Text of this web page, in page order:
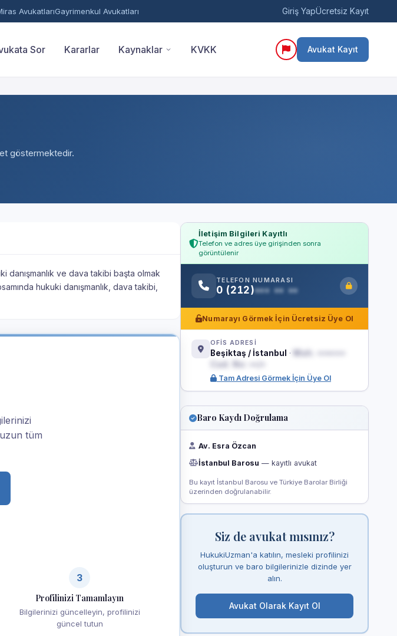
AvukatlarıGayrimenkul Avukatları Giriş YapÜcretsiz Kayıt
Sor Kararlar Kaynaklar KVKK Avukat Kayıt
göstermektedir.
danışmanlık ve dava takibi başta olmak
hukuki danışmanlık, dava takibi,
tüm
3
Profilinizi Tamamlayın
Bilgilerinizi güncelleyin, profilinizi
güncel tutun
İletişim Bilgileri Kayıtlı
Telefon ve adres üye girişinden sonra
görüntülenir
TELEFON NUMARASI
0 (212)••• •• ••
Numarayı Görmek İçin Ücretsiz Üye Ol
OFİS ADRESİ
Beşiktaş / İstanbul ·
Cad. No: ••/•
Tam Adresi Görmek İçin Üye Ol
Baro Kaydı Doğrulama
Av. Esra Özcan
İstanbul Barosu — kayıtlı avukat
Bu kayıt İstanbul Barosu ve Türkiye Barolar Birliği
üzerinden doğrulanabilir.
Siz de avukat mısınız?
HukukiUzman'a katılın, mesleki profilinizi
oluşturun ve baro bilgilerinizle dizinde yer
alın.
Avukat Olarak Kayıt Ol